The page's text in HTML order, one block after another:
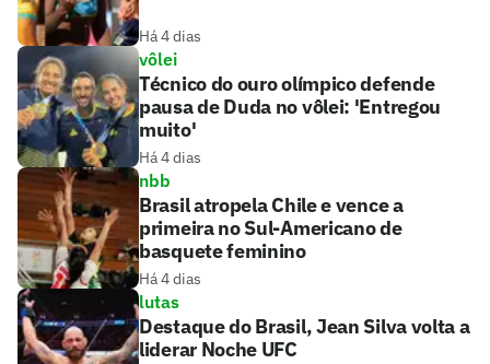
Há 4 dias
vôlei
Técnico do ouro olímpico defende
pausa de Duda no vôlei: 'Entregou
muito'
Há 4 dias
nbb
Brasil atropela Chile e vence a
primeira no Sul-Americano de
basquete feminino
Há 4 dias
lutas
Destaque do Brasil, Jean Silva volta a
liderar Noche UFC